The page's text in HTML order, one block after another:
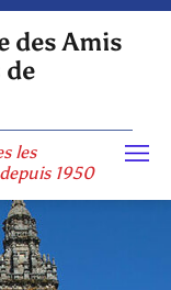
des Amis
de
les
1950